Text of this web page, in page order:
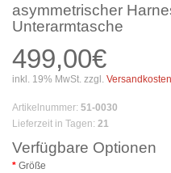
asymmetrischer
Unterarmtasche
499,00€
inkl. 19% MwSt. zzgl. Versandkosten
Artikelnummer: 51-0030
Lieferzeit in Tagen: 21
Verfügbare Optionen
Größe